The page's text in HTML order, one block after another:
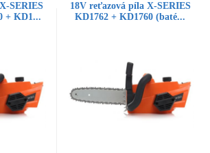
SERIES
+ KD1...
18V reťazová píla X-SERIES
KD1762 + KD1760 (baté...